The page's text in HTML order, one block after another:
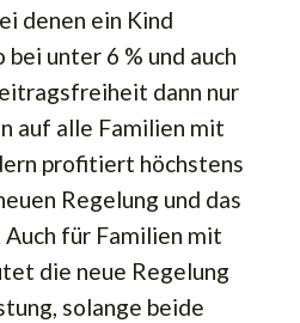
denen ein Kind
unter 6 % und auch
dann nur
auf alle Familien mit
profitiert höchstens
Regelung und das
für Familien mit
die neue Regelung
solange beide